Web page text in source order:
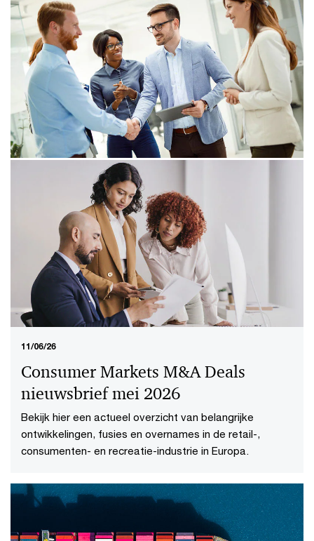
Organisaties die businessmodel
fundamenteel vernieuwen, zien hun
omzet groeien
Organisaties die hun businessmodel fundamenteel
vernieuwen, realiseren gemiddeld 21 procent meer
omzet. Wat drijft reinvention en wat levert het op?
Consumer Markets M&A Deals
nieuwsbrief juni 2026
Bekijk hier een actueel overzicht van belangrijke
ontwikkelingen, fusies en overnames in de retail-,
consumenten- en recreatie-industrie in Europa.
11/06/26
Consumer Markets M&A Deals
nieuwsbrief mei 2026
Bekijk hier een actueel overzicht van belangrijke
ontwikkelingen, fusies en overnames in de retail-,
consumenten- en recreatie-industrie in Europa.